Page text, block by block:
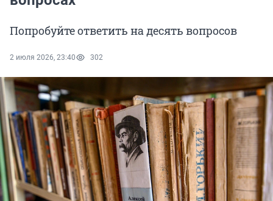
Попробуйте ответить на десять вопросов
2 июля 2026, 23:40 302